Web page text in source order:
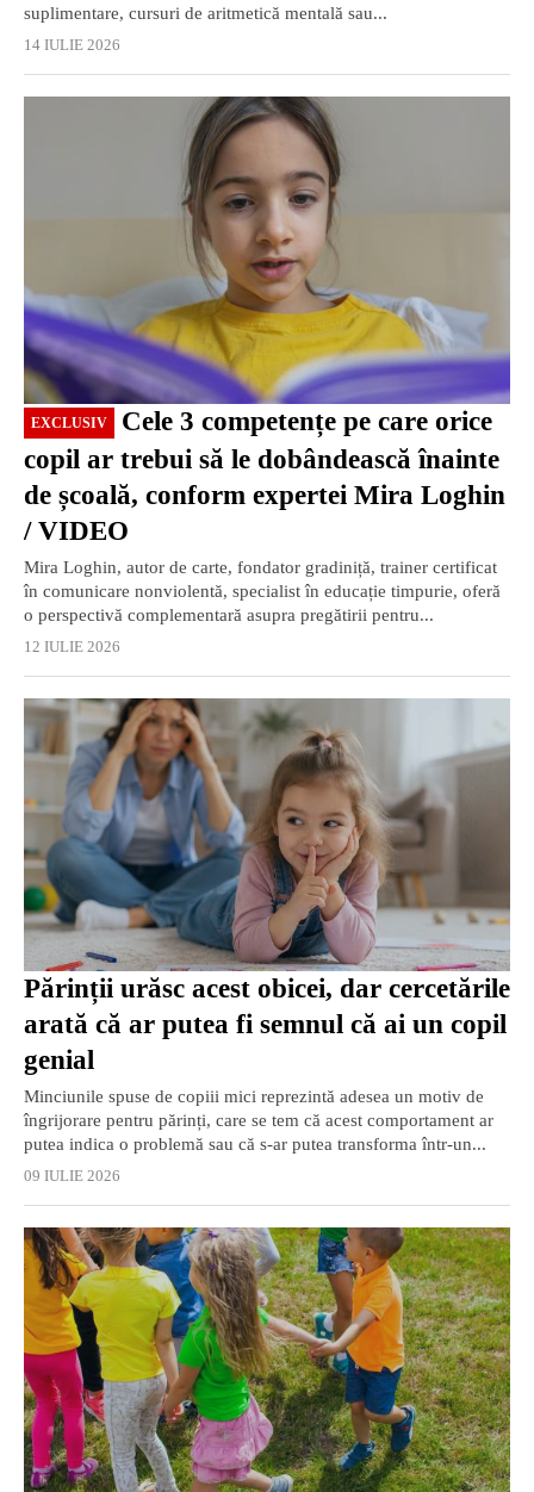
suplimentare, cursuri de aritmetică mentală sau...
14 IULIE 2026
EXCLUSIV
copil ar trebui să le dobândească înainte
de școală, conform expertei Mira Loghin
/ VIDEO
Mira Loghin, autor de carte, fondator gradiniță, trainer certificat
în comunicare nonviolentă, specialist în educație timpurie, oferă
o perspectivă complementară asupra pregătirii pentru...
12 IULIE 2026
Părinții urăsc acest obicei, dar cercetările
arată că ar putea fi semnul că ai un copil
genial
Minciunile spuse de copiii mici reprezintă adesea un motiv de
îngrijorare pentru părinți, care se tem că acest comportament ar
putea indica o problemă sau că s-ar putea transforma într-un...
09 IULIE 2026
EXCLUSIV